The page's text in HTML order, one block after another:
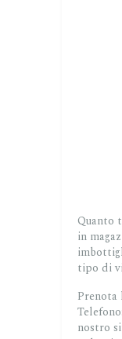
Quanto
in
tipo di
Prenota
nostro